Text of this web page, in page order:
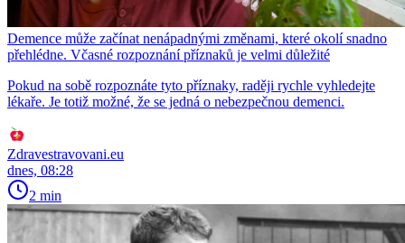
Demence může začínat nenápadnými změnami, které okolí snadno
přehlédne. Včasné rozpoznání příznaků je velmi důležité
Pokud na sobě rozpoznáte tyto příznaky, raději rychle vyhledejte
lékaře. Je totiž možné, že se jedná o nebezpečnou demenci.
Zdravestravovani.eu
dnes, 08:28
2 min